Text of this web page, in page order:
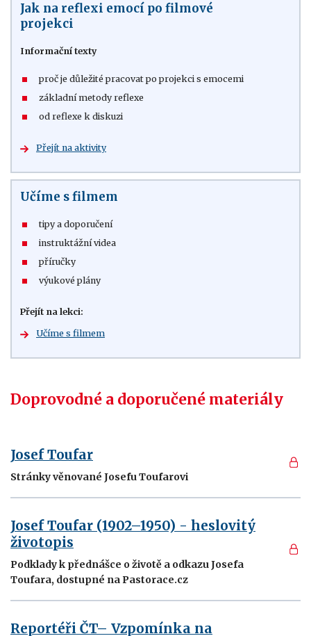
Jak na reflexi emocí po filmové
projekci
Informační texty
proč je důležité pracovat po projekci s emocemi
základní metody reflexe
od reflexe k diskuzi
Přejít na aktivity
Učíme s filmem
tipy a doporučení
instruktážní videa
příručky
výukové plány
Přejít na lekci:
Učíme s filmem
Doprovodné a doporučené materiály
Josef Toufar
Stránky věnované Josefu Toufarovi
Josef Toufar (1902–1950) - heslovitý
životopis
Podklady k přednášce o životě a odkazu Josefa
Toufara, dostupné na Pastorace.cz
Reportéři ČT– Vzpomínka na